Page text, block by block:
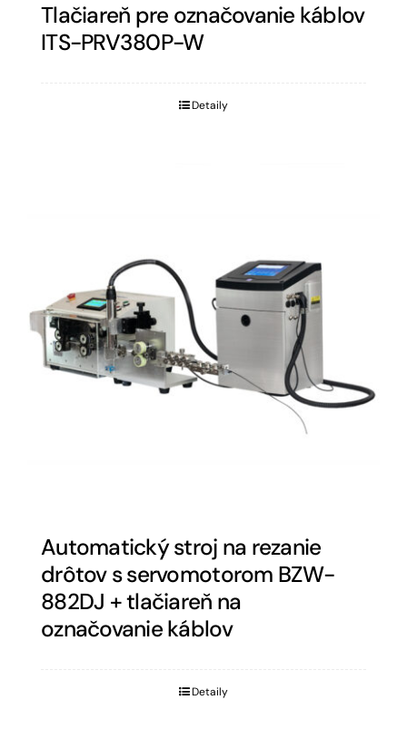
Tlačiareň pre označovanie káblov
ITS-PRV380P-W
Detaily
Automatický stroj na rezanie
drôtov s servomotorom BZW-
882DJ + tlačiareň na
označovanie káblov
Detaily